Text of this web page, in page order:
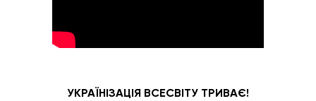
УКРАЇНІЗАЦІЯ ВСЕСВІТУ ТРИВАЄ!